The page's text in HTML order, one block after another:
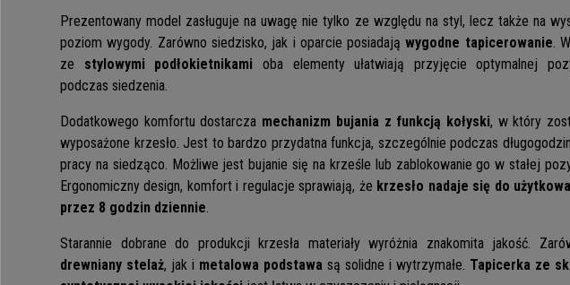
Prezentowany model zasługuje na uwagę nie tylko ze względu na styl, lecz także na
poziom wygody. Zarówno siedzisko, jak i oparcie posiadająwygodne tapicerowanie.
ze stylowymi podłokietnikami oba elementy ułatwiają przyjęcie optymalnej
podczas siedzenia.
Dodatkowego komfortu dostarcza mechanizm bujania z funkcją kołyski, w który
wyposażone krzesło. Jest to bardzo przydatna funkcja, szczególnie podczas
pracy na siedząco. Możliwe jest bujanie się na krześle lub zablokowanie go w stałej
Ergonomiczny design, komfort i regulacje sprawiają, że krzesło nadaje się do
przez 8 godzin dziennie.
Starannie dobrane do produkcji krzesła materiały wyróżnia znakomita jakość.
drewniany stelaż, jak i metalowa podstawa są solidne i wytrzymałe. Tapicerka ze